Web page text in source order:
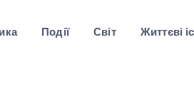
Події Світ Життєві